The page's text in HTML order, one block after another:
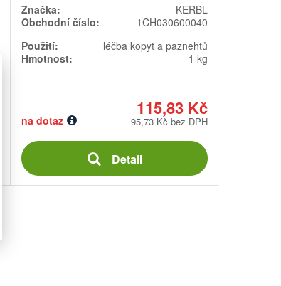
Značka:
KERBL
Obchodní číslo:
1CH030600040
Použití:
léčba kopyt a paznehtů
Hmotnost:
1 kg
115,83 Kč
na dotaz 95,73 Kč bez DPH
Detail